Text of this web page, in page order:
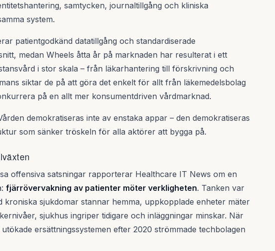
samtycken, journaltillgång och kliniska
system.
patientgodkänd datatillgång och standardiserade
medan Wheels åtta år på marknaden har resulterat i ett
i stor skala – från läkarhantering till förskrivning och
siktar de på att göra det enkelt för allt från läkemedelsbolag
på en allt mer konsumentdriven vårdmarknad.
demokratiseras inte av enstaka appar – den demokratiseras
som sänker tröskeln för alla aktörer att bygga på.
offensiva satsningar rapporterar Healthcare IT News om en
fjärrövervakning av patienter möter verkligheten. Tanken var
kroniska sjukdomar stannar hemma, uppkopplade enheter mäter
sjukhus ingriper tidigare och inläggningar minskar. När
ersättningssystemen efter 2020 strömmade techbolagen